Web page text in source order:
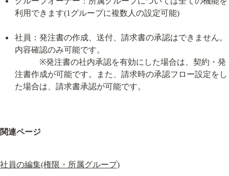
利用できます(1グループに複数人の設定可能)
社員：発注書の作成、送付、請求書の承認はできません。
内容確認のみ可能です。
※発注書の社内承認を有効にした場合は、契約・発
注書作成が可能です。また、請求時の承認フロー設定をし
た場合は、請求書承認が可能です。
関連ページ
社員の編集(権限・所属グループ)